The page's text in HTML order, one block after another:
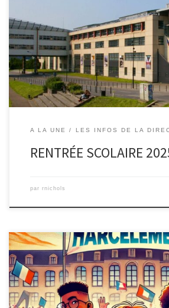
Nous vous souhaitent une très bonne
se déroule sous le signe de la confiance et
sommes heureux de vous accueillir dans
pour une année qui sera sans nul doute
direction, les enseignants ainsi que tous les
A LA UNE LES INFOS DE LA
RENTRÉE SCOLAIRE
par rnichols
Tu es en classe de seconde, de
Tu souhaites participer à la lutte contre le